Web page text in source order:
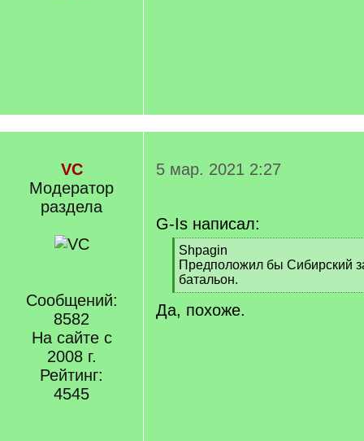
VC
Модератор
раздела
Сообщений:
8582
На сайте с
2008 г.
Рейтинг:
4545
5 мар. 2021 2:27
G-Is написал:
[
q
]
Shpagin
Предположил бы Сибирский
батальон.
[
Да, похоже.